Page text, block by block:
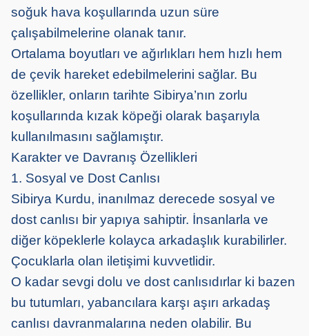
soğuk hava koşullarında uzun süre
çalışabilmelerine olanak tanır.
Ortalama boyutları ve ağırlıkları hem hızlı hem
de çevik hareket edebilmelerini sağlar. Bu
özellikler, onların tarihte Sibirya’nın zorlu
koşullarında kızak köpeği olarak başarıyla
kullanılmasını sağlamıştır.
Karakter ve Davranış Özellikleri
1. Sosyal ve Dost Canlısı
Sibirya Kurdu, inanılmaz derecede sosyal ve
dost canlısı bir yapıya sahiptir. İnsanlarla ve
diğer köpeklerle kolayca arkadaşlık kurabilirler.
Çocuklarla olan iletişimi kuvvetlidir.
O kadar sevgi dolu ve dost canlısıdırlar ki bazen
bu tutumları, yabancılara karşı aşırı arkadaş
canlısı davranmalarına neden olabilir. Bu